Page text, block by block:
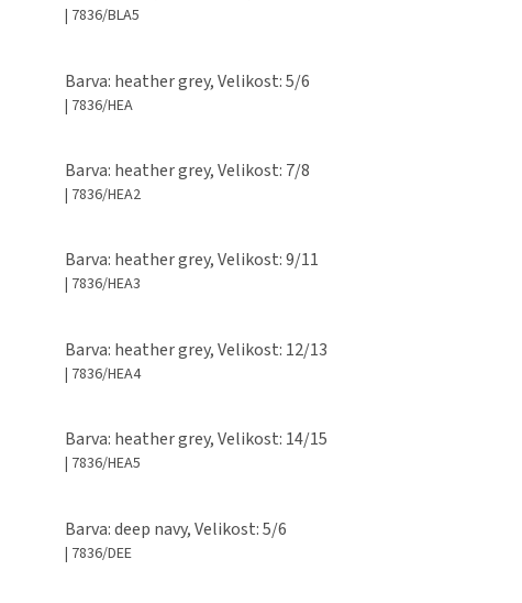
| 7836/BLA5
Barva: heather grey, Velikost: 5/6
| 7836/HEA
Barva: heather grey, Velikost: 7/8
| 7836/HEA2
Barva: heather grey, Velikost: 9/11
| 7836/HEA3
Barva: heather grey, Velikost: 12/13
| 7836/HEA4
Barva: heather grey, Velikost: 14/15
| 7836/HEA5
Barva: deep navy, Velikost: 5/6
| 7836/DEE